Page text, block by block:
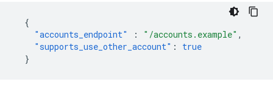
{
"accounts_endpoint"
: "/accounts.example" ,
"supports_use_other_account" :
true
}